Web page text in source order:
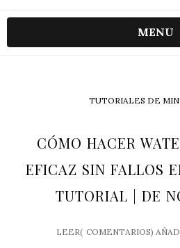
MENU
TUTORIALES DE
CÓMO HACER
EFICAZ SIN FALLOS
TUTORIAL | DE
LEER( COMENTARIOS)